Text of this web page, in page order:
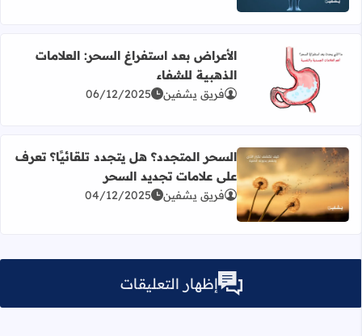
اقرأ المزيد عن الأعراض بعد استفراغ السحر: العلامات
الأعراض بعد استفراغ السحر: العلامات
الذهبية للشفاء
فريق يشفين 06/12/2025
اقرأ المزيد عن السحر المتجدد؟ هل يتجدد تلقائيًا؟ تعرف
السحر المتجدد؟ هل يتجدد تلقائيًا؟ تعرف
على علامات تجديد السحر
فريق يشفين 04/12/2025
إظهار التعليقات